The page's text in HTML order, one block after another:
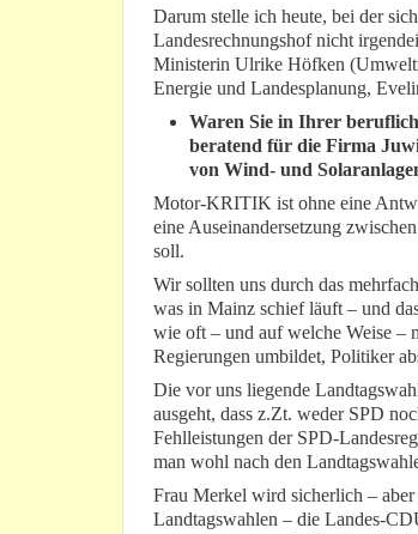
Darum stelle ich heute, bei der
Landesrechnungshof nicht
Ministerin Ulrike Höfken
Energie und Landesplanung,
Waren Sie in Ihrer
beratend für die Firma
von Wind- und
Motor-KRITIK ist ohne eine
eine Auseinandersetzung
soll.
Wir sollten uns durch das
was in Mainz schief läuft – und
wie oft – und auf welche Weise –
Regierungen umbildet, Politiker
Die vor uns liegende
ausgeht, dass z.Zt. weder SPD
Fehlleistungen der SPD-
man wohl nach den
Frau Merkel wird sicherlich – aber
Landtagswahlen – die Landes-